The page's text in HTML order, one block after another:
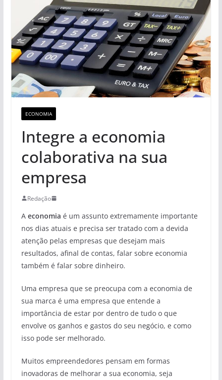
ECONOMIA
Integre a economia
colaborativa na sua
empresa
Redação
A economia é um assunto extremamente importante
nos dias atuais e precisa ser tratado com a devida
atenção pelas empresas que desejam mais
resultados, afinal de contas, falar sobre economia
também é falar sobre dinheiro.
Uma empresa que se preocupa com a economia de
sua marca é uma empresa que entende a
importância de estar por dentro de tudo o que
envolve os ganhos e gastos do seu negócio, e como
isso pode ser melhorado.
Muitos empreendedores pensam em formas
inovadoras de melhorar a sua economia, seja